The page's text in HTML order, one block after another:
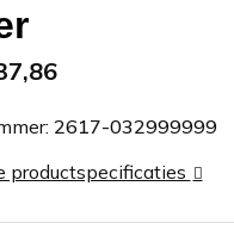
2617-032999999
productspecificaties